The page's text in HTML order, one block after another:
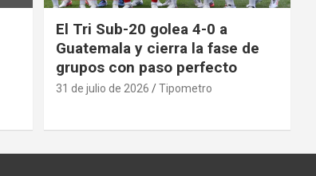
El Tri Sub-20 golea 4-0 a
Guatemala y cierra la fase de
grupos con paso perfecto
31 de julio de 2026 Tipometro